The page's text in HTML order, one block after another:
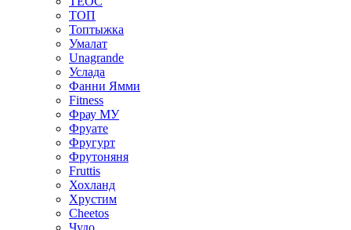
ТОП
Топтыжка
Умалат
Unagrande
Услада
Фанни Ямми
Fitness
Фрау МУ
Фруате
Фругурт
Фрутоняня
Fruttis
Хохланд
Хрустим
Cheetos
Чудо